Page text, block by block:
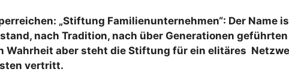
„Stiftung Familienunternehmen“: Der Name
nach Tradition, nach über Generationen
Wahrheit aber steht die Stiftung für ein elitäres
vertritt.